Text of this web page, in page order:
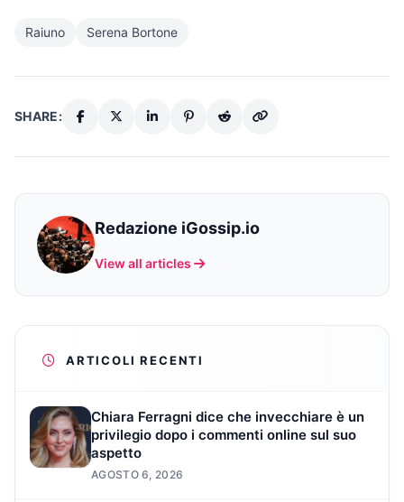
Raiuno Serena Bortone
SHARE:
Redazione iGossip.io
View all articles
ARTICOLI RECENTI
Chiara Ferragni dice che invecchiare è un
privilegio dopo i commenti online sul suo
aspetto
AGOSTO 6, 2026